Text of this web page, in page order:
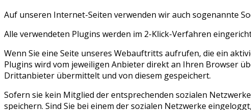
Auf unseren Internet-Seiten verwenden wir auch sogenannte
Alle verwendeten Plugins werden im 2-Klick-Verfahren
Wenn Sie eine Seite unseres Webauftritts aufrufen, die ein
Plugins wird vom jeweiligen Anbieter direkt an Ihren Browser
Drittanbieter übermittelt und von diesem gespeichert.
Sofern sie kein Mitglied der entsprechenden sozialen
speichern. Sind Sie bei einem der sozialen Netzwerke